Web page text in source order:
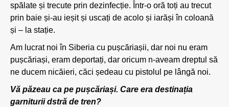
spălate și trecute prin dezinfecție. Într-o oră toți au trecut
prin baie și-au ieșit și uscați de acolo și iarăși în coloană
și – la stație.
Am lucrat noi în Siberia cu pușcăriașii, dar noi nu eram
pușcăriași, eram deportați, dar oricum n-aveam dreptul să
ne ducem nicăieri, căci ședeau cu pistolul pe lângă noi.
Vă păzeau ca pe pușcăriași. Care era destinația
garniturii dstră de tren?